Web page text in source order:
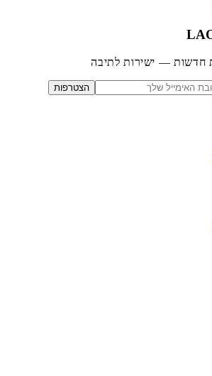
חדשות — ישירות לתיבה
הצטרפות